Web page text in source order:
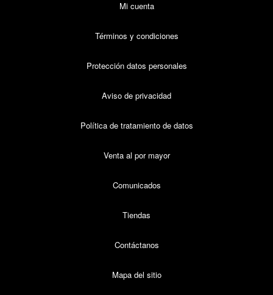
Mi cuenta
Términos y condiciones
Protección datos personales
Aviso de privacidad
Política de tratamiento de datos
Venta al por mayor
Comunicados
Tiendas
Contáctanos
Mapa del sitio